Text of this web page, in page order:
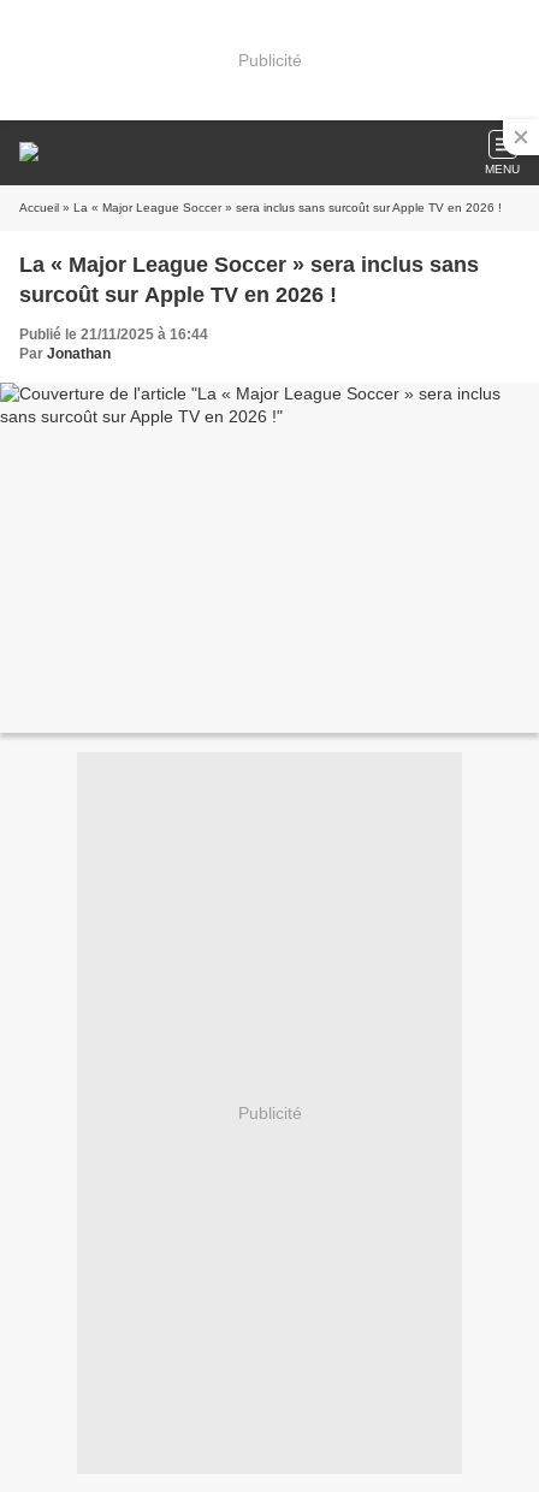
Publicité
MENU
Accueil » La « Major League Soccer » sera inclus sans surcoût sur Apple TV en 2026 !
La « Major League Soccer » sera inclus sans
surcoût sur Apple TV en 2026 !
Publié le 21/11/2025 à 16:44
Par Jonathan
Publicité